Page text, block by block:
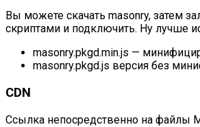
Вы можете скачать masonry, затем
скриптами и подключить. Ну лучше
masonry.pkgd.min.js —
masonry.pkgd.js версия без
CDN
Ссылка непосредственно на файлы